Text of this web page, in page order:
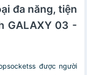
đa năng, tiện
GALAXY 03 -
được người